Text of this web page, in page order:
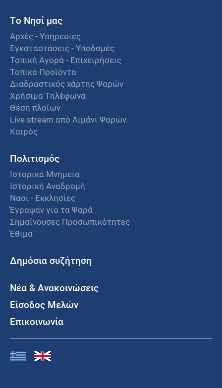
Το Νησί μας
Αρχές - Υπηρεσίες
Εγκαταστάσεις - Υποδομές
Τοπική Αγορά - Επιχειρήσεις
Τοπικά Προϊόντα
Διαδραστικός χάρτης Ψαρών
Χρήσιμα Τηλέφωνα
Θέση πλοίων
Live stream από Λιμάνι Ψαρών
Καιρός
Πολιτισμός
Ιστορικά Μνημεία
Ιστορική Αναδρομή
Ναοί - Εκκλησίες
Έγραψαν για τα Ψαρά
Σημαίνουσες Προσωπικότητες
Έθιμα
Δημόσια συζήτηση
Νέα & Ανακοινώσεις
Είσοδος Μελών
Επικοινωνία